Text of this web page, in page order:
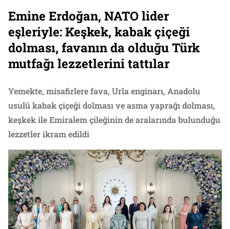
Emine Erdoğan, NATO lider
eşleriyle: Keşkek, kabak çiçeği
dolması, favanın da olduğu Türk
mutfağı lezzetlerini tattılar
Yemekte, misafirlere fava, Urla enginarı, Anadolu
usulü kabak çiçeği dolması ve asma yaprağı dolması,
keşkek ile Emiralem çileğinin de aralarında bulunduğu
lezzetler ikram edildi